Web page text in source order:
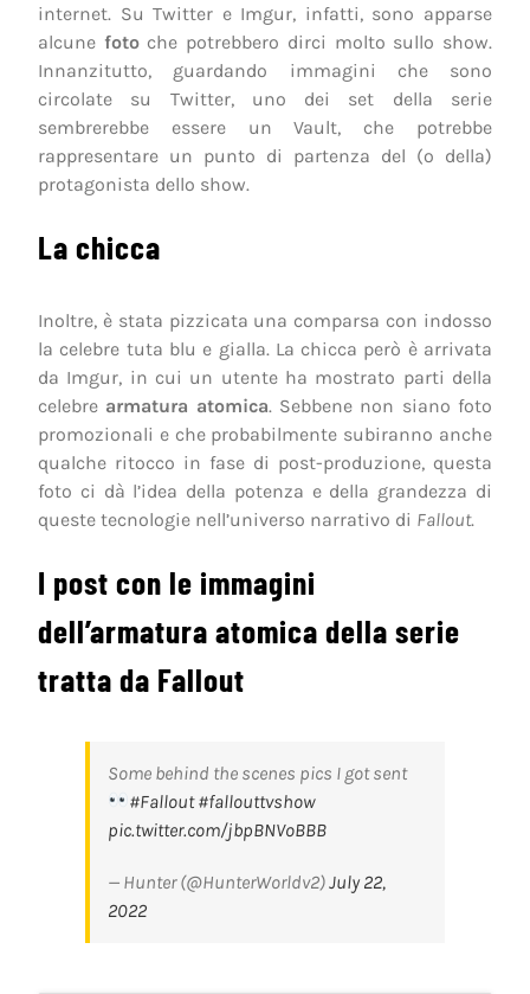
internet. Su Twitter e Imgur, infatti, sono apparse
alcune fotoche potrebbero dirci molto sullo show.
Innanzitutto, guardando immagini che sono
circolate su Twitter, uno dei set della serie
sembrerebbe essere un Vault, che potrebbe
rappresentare un punto di partenza del (o della)
protagonista dello show.
La chicca
Inoltre, è stata pizzicata una comparsa con indosso
la celebre tuta blu e gialla. La chicca però è arrivata
da Imgur, in cui un utente ha mostrato parti della
celebre armatura atomica. Sebbene non siano foto
promozionali e che probabilmente subiranno anche
qualche ritocco in fase di post-produzione, questa
foto ci dà l’idea della potenza e della grandezza di
queste tecnologie nell’universo narrativo di Fallout.
I post con le immagini
dell’armatura atomica della serie
tratta da Fallout
Some behind the scenes pics I got sent
#Fallout#fallouttvshow
pic.twitter.com/jbpBNVoBBB
— Hunter (@HunterWorldv2)July 22,
2022